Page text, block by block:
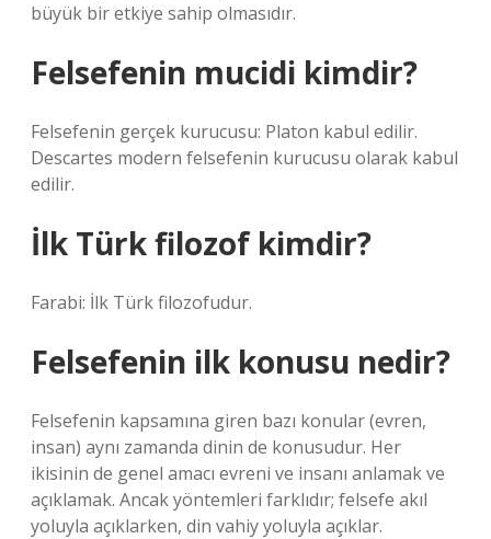
büyük bir etkiye sahip olmasıdır.
Felsefenin mucidi kimdir?
Felsefenin gerçek kurucusu: Platon kabul edilir.
Descartes modern felsefenin kurucusu olarak kabul
edilir.
İlk Türk filozof kimdir?
Farabi: İlk Türk filozofudur.
Felsefenin ilk konusu nedir?
Felsefenin kapsamına giren bazı konular (evren,
insan) aynı zamanda dinin de konusudur. Her
ikisinin de genel amacı evreni ve insanı anlamak ve
açıklamak. Ancak yöntemleri farklıdır; felsefe akıl
yoluyla açıklarken, din vahiy yoluyla açıklar.